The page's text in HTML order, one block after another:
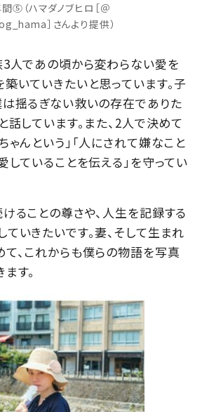
⑤（ハマダノブヒロ［＠
］さんより提供）
3人であの頃から変わらない愛を
いていきたいと思っています。子
は揺るぎない救いの存在でありた
話しています。また、2人で決めて
ゃんという」「人にされて嫌なこと
していることを伝える」を守ってい
ることの尊さや、人生を記録する
いきたいです。妻、そして生まれ
、これからも僕らの物語を写真
す。